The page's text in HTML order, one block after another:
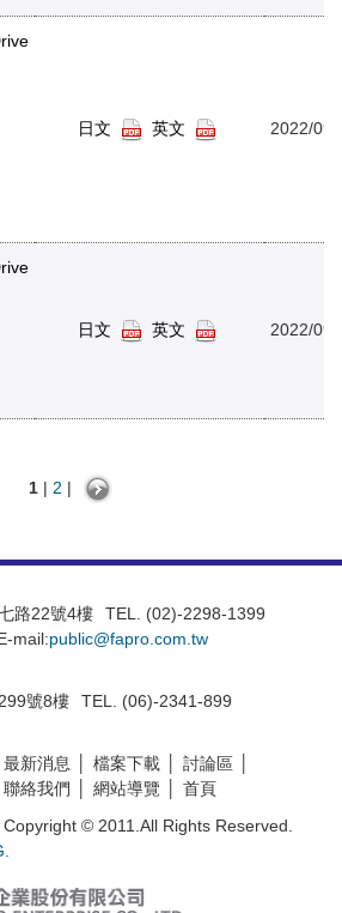
日文 英文 2022/09/
日文 英文 2022/09/
1 | 2 |
路22號4樓
TEL. (02)-2298-1399
mail:public@fapro.com.tw
號8樓
TEL. (06)-2341-899
最新消息 檔案下載
討論區
聯絡我們 網站導覽
首頁
Copyright © 2011.All Rights Reserved.